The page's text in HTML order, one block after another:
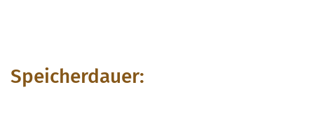
Speicherdauer: